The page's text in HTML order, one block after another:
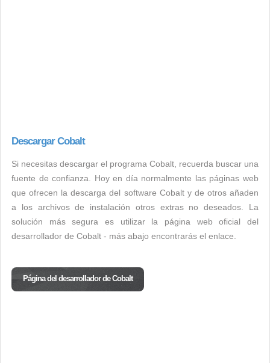
Descargar Cobalt
Si necesitas descargar el programa Cobalt, recuerda buscar una
fuente de confianza. Hoy en día normalmente las páginas web
que ofrecen la descarga del software Cobalt y de otros añaden
a los archivos de instalación otros extras no deseados. La
solución más segura es utilizar la página web oficial del
desarrollador de Cobalt - más abajo encontrarás el enlace.
Página del desarrollador de Cobalt